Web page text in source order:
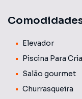
Elevador
Piscina Para
Salão gourmet
Churrasqueira